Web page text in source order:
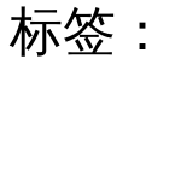
标签：